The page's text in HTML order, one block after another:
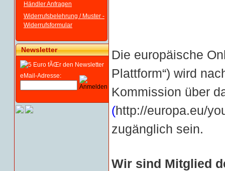
Händler Anfragen
Widerrufsbelehrung / Muster -
Widerrufsformular
Newsletter
eMail-Adresse:
Die europäische
Plattform“) wird
Kommission über
(http://europa.eu/
zugänglich sein.
Wir sind Mitglied